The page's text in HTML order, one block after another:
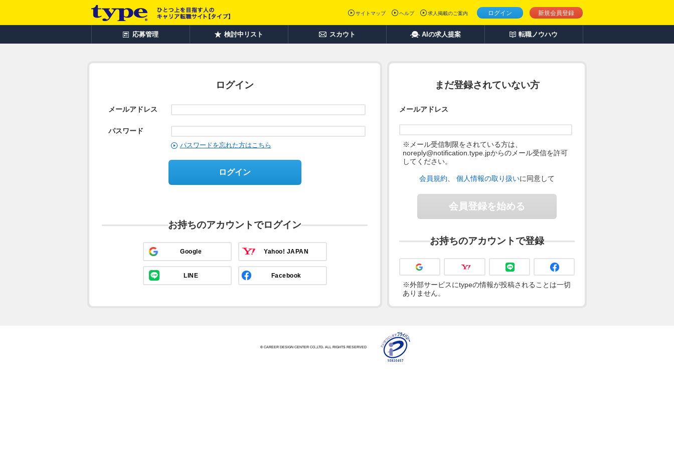
ログイン 新規会員登録
サイトマップ ヘルプ 求人掲載のご案内
応募管理 検討中リスト スカウト AIの求人提案 転職ノウハウ
ログイン
メールアドレス
パスワード
パスワードを忘れた方はこちら
ログイン
お持ちのアカウントでログイン
Google Yahoo! JAPAN
LINE Facebook
まだ登録されていない方
メールアドレス
※メール受信制限をされている方は、
noreply@notification.type.jpからのメール受信を許可
してください。
会員規約 個人情報の取り扱いに同意して
会員登録を始める
お持ちのアカウントで登録
※外部サービスにtypeの情報が投稿されることは一切
ありません。
© CAREER DESIGN CENTER CO.,LTD. ALL RIGHTS RESERVED